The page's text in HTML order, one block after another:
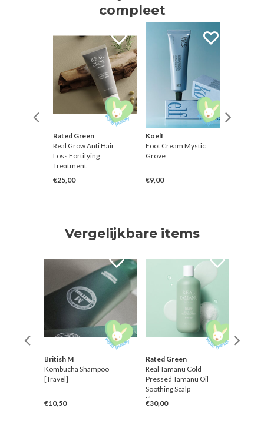
compleet
Rated Green
Real Grow Anti Hair
Loss Fortifying
Treatment
€25,00
Koelf
Foot Cream Mystic
Grove
€9,00
Vergelijkbare items
British M
Kombucha Shampoo
[Travel]
€10,50
Rated Green
Real Tamanu Cold
Pressed Tamanu Oil
Soothing Scalp
Shampoo
€30,00